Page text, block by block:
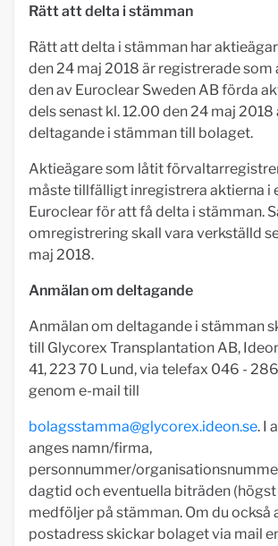
Rätt att delta i stämman
Rätt att delta i stämman har
den 24 maj 2018 är registrerade som
den av Euroclear Sweden AB förda
dels senast kl. 12.00 den 24 maj
deltagande i stämman till bolaget.
Aktieägare som låtit
måste tillfälligt inregistrera aktierna i
Euroclear för att få delta i stämman.
omregistrering skall vara verkställd
maj 2018.
Anmälan om deltagande
Anmälan om deltagande i stämman
till Glycorex Transplantation AB,
41, 223 70 Lund, via telefax 046 -
genom e-mail till
bolagsstamma@glycorex.ideon.se. I
anges namn/firma,
personnummer/
dagtid och eventuella biträden
medföljer på stämman. Om du också
postadress skickar bolaget via mail